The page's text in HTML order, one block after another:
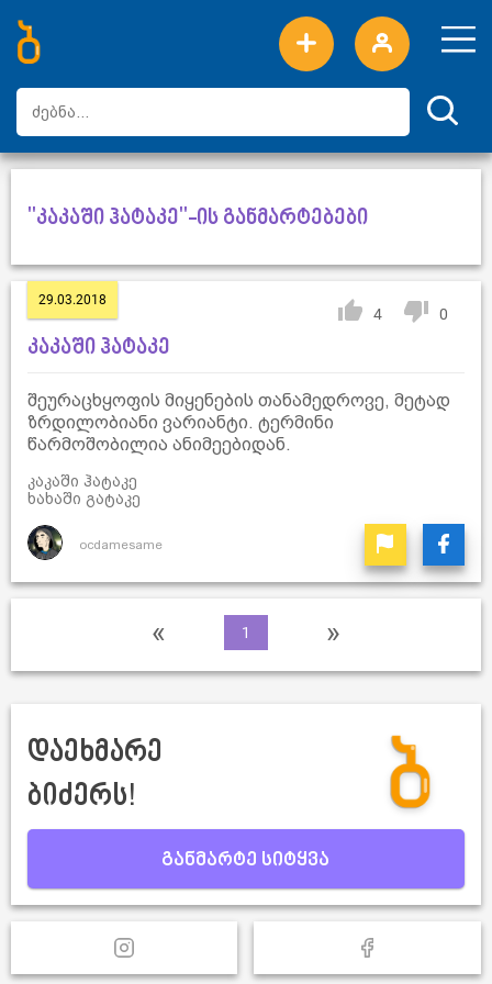
ახალი სიტყვები
ტოპ სიტყვები
დღის ტოპ სიტყვები
ტოპ მომხმარებლები
"კაკაში ჰატაკე"-ის განმარტებები
29.03.2018
4 0
კაკაში ჰატაკე
შეურაცხყოფის მიყენების თანამედროვე, მეტად
ზრდილობიანი ვარიანტი. ტერმინი
წარმოშობილია ანიმეებიდან.
კაკაში ჰატაკე
ხახაში გატაკე
ocdamesame
« 1 »
დაეხმარე
ბიძერს!
განმარტე სიტყვა